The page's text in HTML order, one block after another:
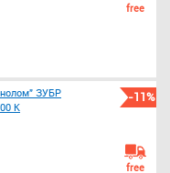
free
-11%
ЗУБР
К
free